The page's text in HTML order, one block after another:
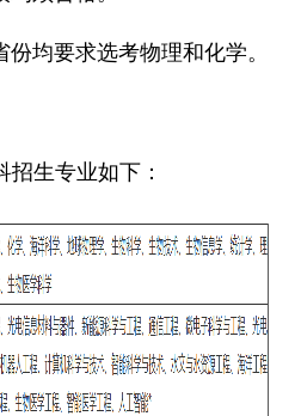
均要求选考物理和化学。
生专业如下：